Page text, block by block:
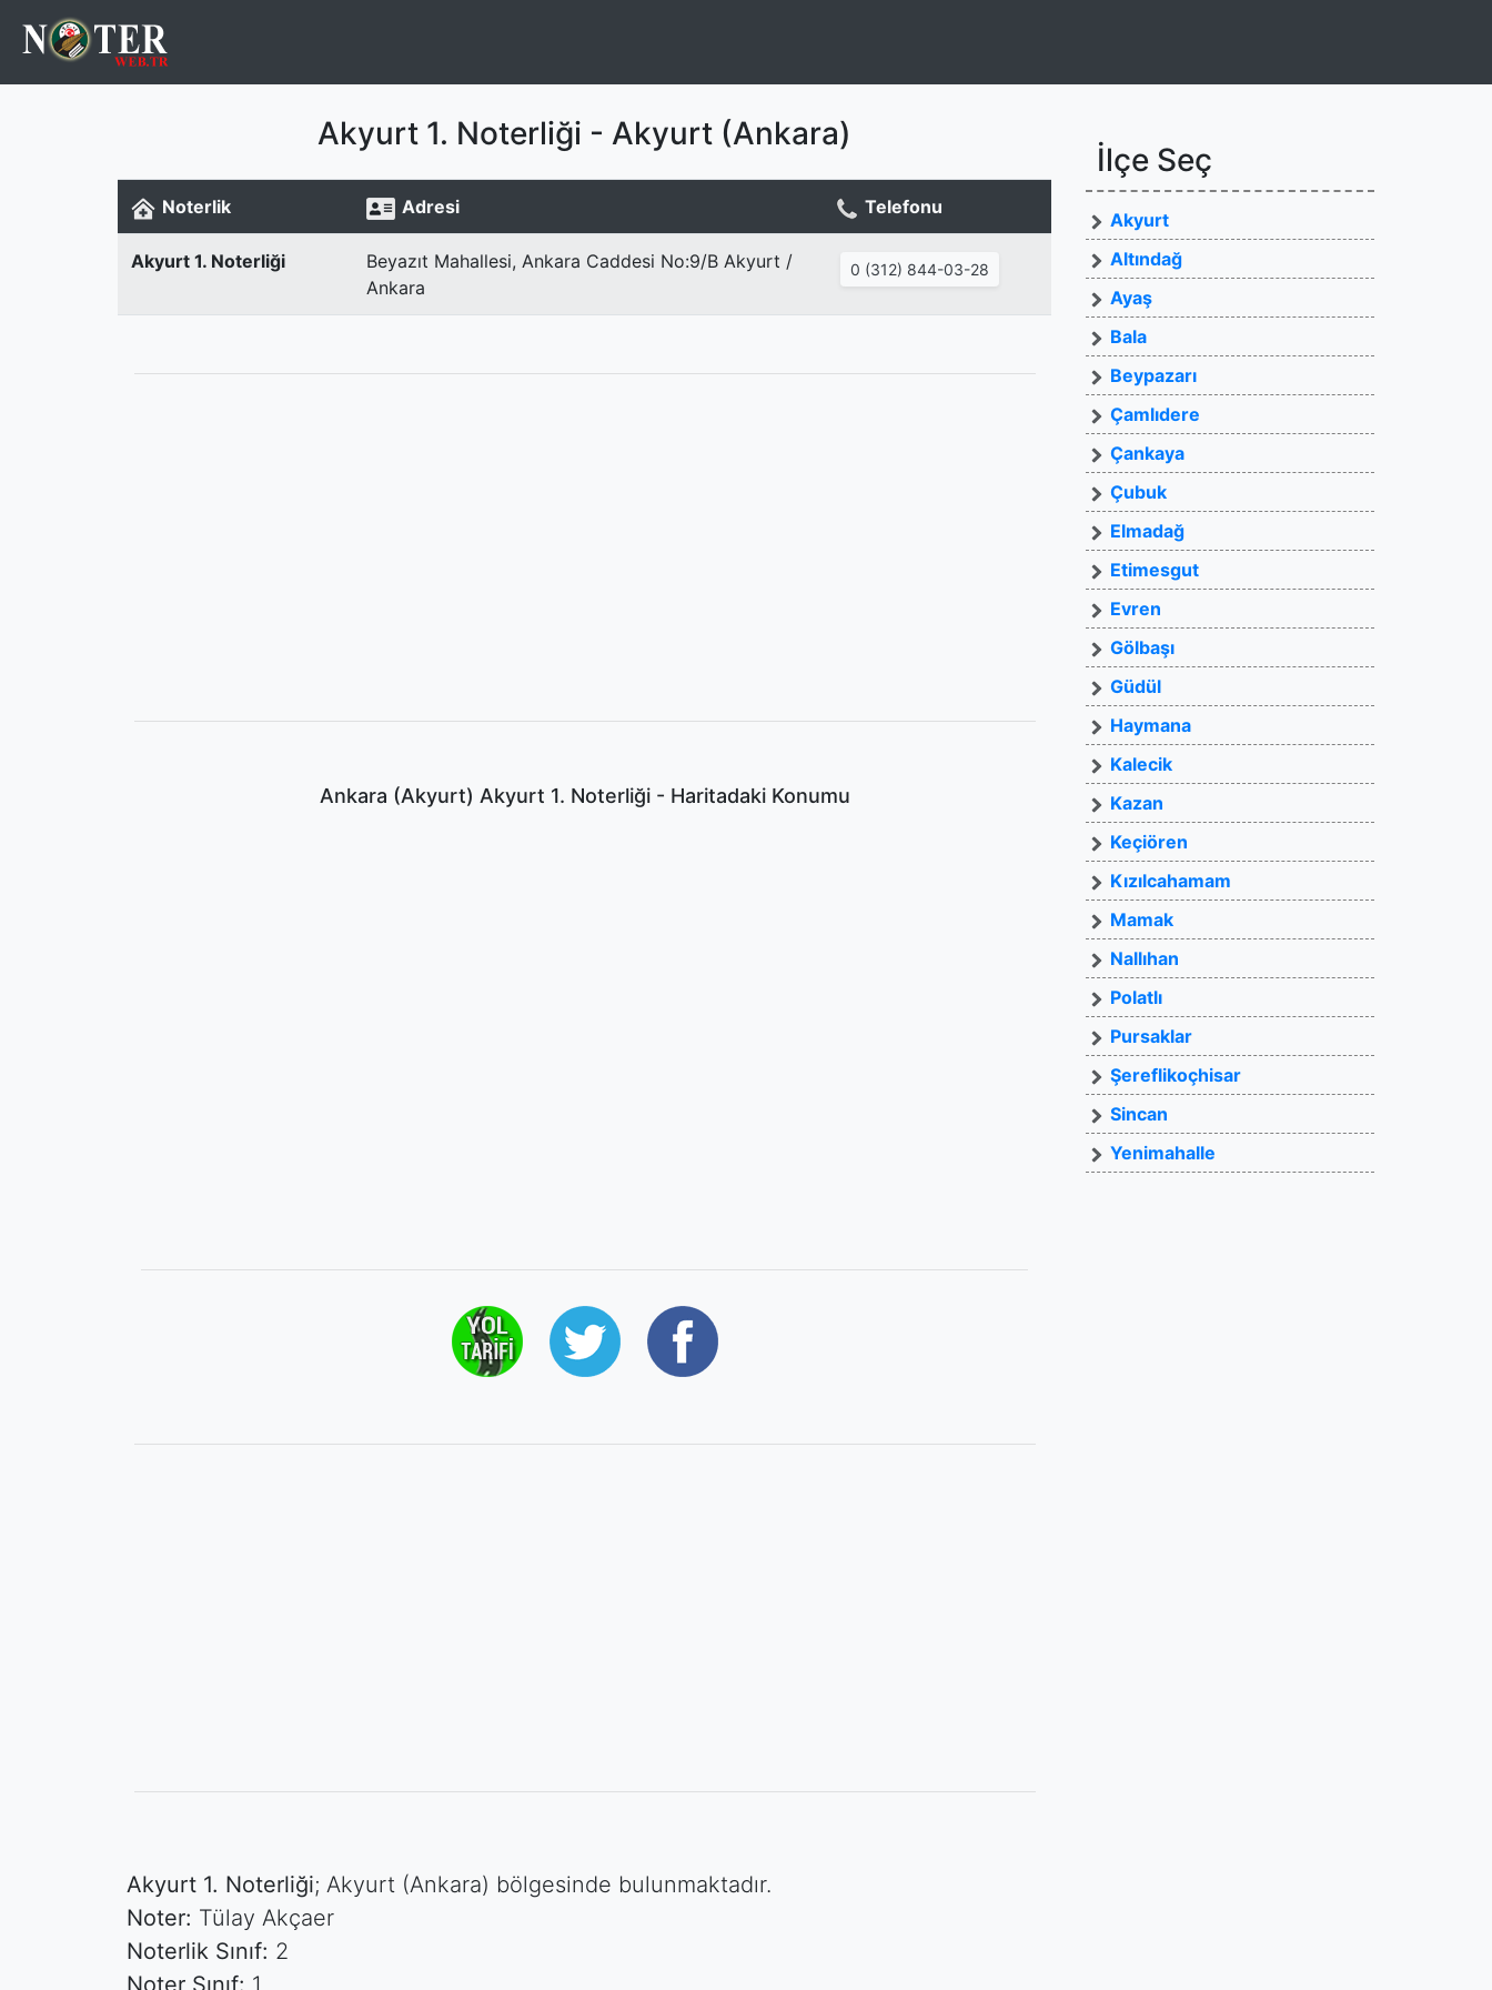
Akyurt 1. Noterliği - Akyurt (Ankara)
Noterlik Adresi Telefonu
Akyurt 1. Noterliği
Beyazıt Mahallesi, Ankara Caddesi No:9/B Akyurt /
Ankara
0 (312) 844-03-28
Ankara (Akyurt) Akyurt 1. Noterliği - Haritadaki Konumu
Akyurt 1. Noterliği; Akyurt (Ankara) bölgesinde bulunmaktadır.
Noter: Tülay Akçaer
Noterlik Sınıf: 2
Noter Sınıf: 1
İlçe Seç
Akyurt
Altındağ
Ayaş
Bala
Beypazarı
Çamlıdere
Çankaya
Çubuk
Elmadağ
Etimesgut
Evren
Gölbaşı
Güdül
Haymana
Kalecik
Kazan
Keçiören
Kızılcahamam
Mamak
Nallıhan
Polatlı
Pursaklar
Şereflikoçhisar
Sincan
Yenimahalle